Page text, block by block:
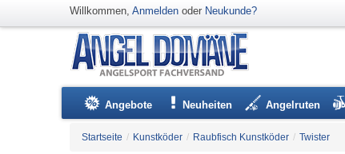
Willkommen, Anmelden oder Neukunde?
Angebote Neuheiten Angelruten
Startseite / Kunstköder / Raubfisch Kunstköder / Twister